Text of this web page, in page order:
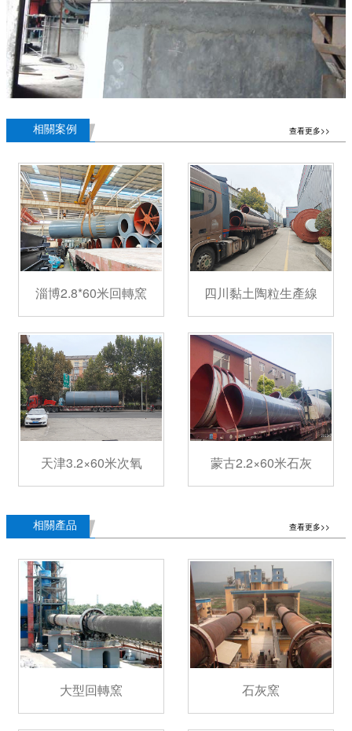
相關案例 查看更多>>
淄博2.8*60米回轉窯 四川黏土陶粒生產線
天津3.2×60米次氧 蒙古2.2×60米石灰
相關產品 查看更多>>
大型回轉窯 石灰窯